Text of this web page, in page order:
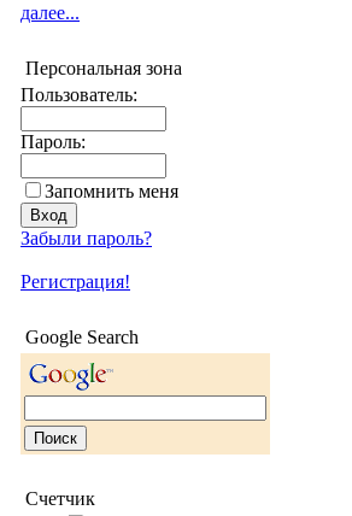
далее...
Персональная зона
Пользователь:
Пароль:
Запомнить меня
Забыли пароль?
Регистрация!
Google Search
Счетчик